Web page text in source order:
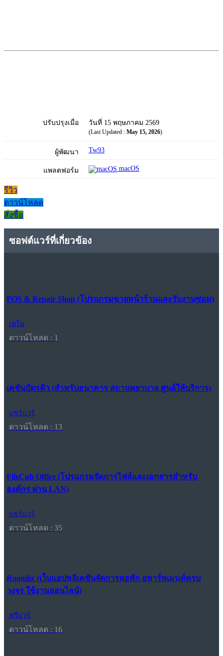
ปรับปรุงเมื่อ วันที่ 15 พฤษภาคม 2569
(Last Updated : May 15, 2026)
ผู้พัฒนา Tw93
แพลตฟอร์ม macOS
รีวิว
ดาวน์โหลด
สั่งซื้อ
ซอฟต์แวร์ที่เกี่ยวข้อง
POS & Repair Shop (โปรแกรมขายหน้าร้านและรับงานซ่อม)
เดโม
ดาวน์โหลด : 1
เคชันบัตรคิว (สำหรับธนาคาร สถานพยาบาล ศูนย์ให้บริการ)
แชร์แวร์
ดาวน์โหลด : 13
FileCub Office (โปรแกรมจัดการไฟล์และเอกสารสำหรับ
องค์กร ผ่าน LAN)
แชร์แวร์
ดาวน์โหลด : 35
Roomlix (เว็บแอปพลิเคชันจัดการหอพัก อพาร์ทเมนท์ครบ
วงจร ใช้งานออนไลน์)
ฟรีแวร์
ดาวน์โหลด : 16